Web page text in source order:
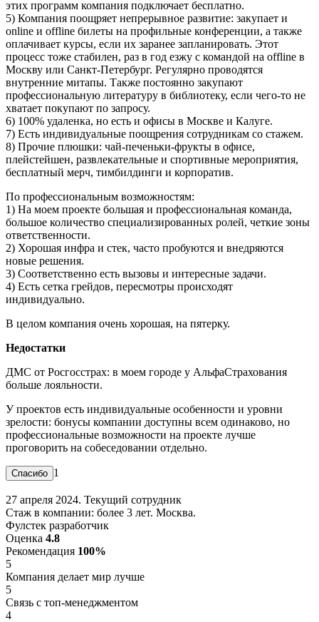
этих программ компания подключает бесплатно.
5) Компания поощряет непрерывное развитие: закупает и
online и offline билеты на профильные конференции, а также
оплачивает курсы, если их заранее запланировать. Этот
процесс тоже стабилен, раз в год езжу с командой на offline в
Москву или Санкт-Петербург. Регулярно проводятся
внутренние митапы. Также постоянно закупают
профессиональную литературу в библиотеку, если чего-то не
хватает покупают по запросу.
6) 100% удаленка, но есть и офисы в Москве и Калуге.
7) Есть индивидуальные поощрения сотрудникам со стажем.
8) Прочие плюшки: чай-печеньки-фрукты в офисе,
плейстейшен, развлекательные и спортивные мероприятия,
бесплатный мерч, тимбилдинги и корпоратив.
По профессиональным возможностям:
1) На моем проекте большая и профессиональная команда,
большое количество специализированных ролей, четкие зоны
ответственности.
2) Хорошая инфра и стек, часто пробуются и внедряются
новые решения.
3) Соответственно есть вызовы и интересные задачи.
4) Есть сетка грейдов, пересмотры происходят
индивидуально.
В целом компания очень хорошая, на пятерку.
Недостатки
ДМС от Росгосстрах: в моем городе у АльфаСтрахования
больше лояльности.
У проектов есть индивидуальные особенности и уровни
зрелости: бонусы компании доступны всем одинаково, но
профессиональные возможности на проекте лучше
проговорить на собеседовании отдельно.
1
27 апреля 2024. Текущий сотрудник
Стаж в компании: более 3 лет. Москва.
Фулстек разработчик
Оценка 4.8
Рекомендация 100%
5
Компания делает мир лучше
5
Связь с топ-менеджментом
4